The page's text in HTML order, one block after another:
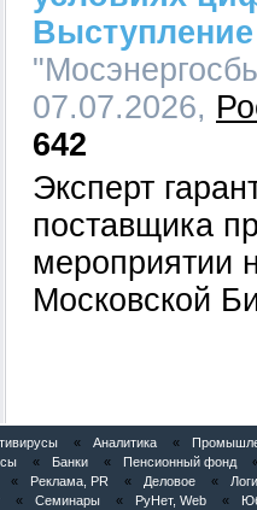
07.07.2026,
642
Эксперт
поставщика
мероприятии
Московской
« Аналитика «
« Банки « Пенсионный фонд
« Реклама, PR « Деловое «
« Семинары « РуНет, Web «